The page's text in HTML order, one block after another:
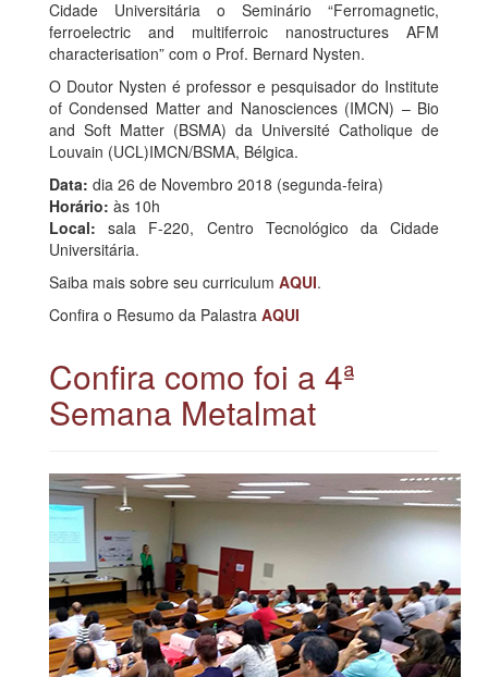
Cidade Universitária o Seminário “Ferromagnetic,
ferroelectric and multiferroic nanostructures AFM
characterisation” com o Prof. Bernard Nysten.
O Doutor Nysten é professor e pesquisador do Institute
of Condensed Matter and Nanosciences (IMCN) – Bio
and Soft Matter (BSMA) da Université Catholique de
Louvain (UCL)IMCN/BSMA, Bélgica.
Data: dia 26 de Novembro 2018 (segunda-feira)
Horário: às 10h
Local: sala F-220, Centro Tecnológico da Cidade
Universitária.
Saiba mais sobre seu curriculum AQUI.
Confira o Resumo da Palastra AQUI
Confira como foi a 4ª
Semana Metalmat